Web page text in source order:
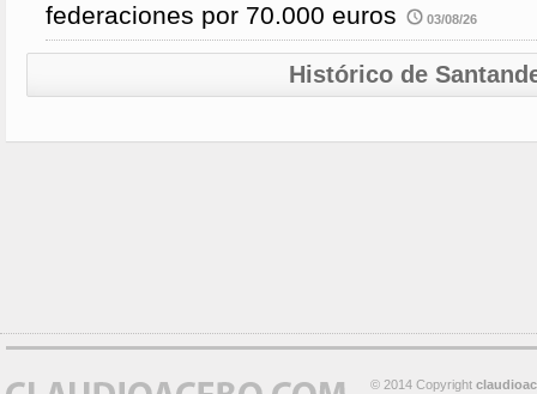
federaciones por 70.000 euros
03/08/26
Histórico de
© 2014 Copyright